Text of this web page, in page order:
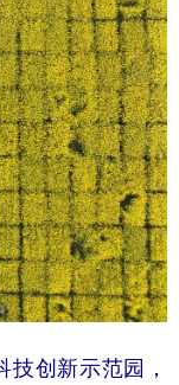
创新示范园，